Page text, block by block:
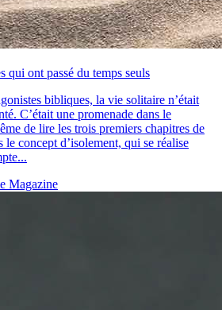
qui ont passé du temps seuls
bibliques, la vie solitaire n’était
C’était une promenade dans le
de lire les trois premiers chapitres de
concept d’isolement, qui se réalise
Magazine